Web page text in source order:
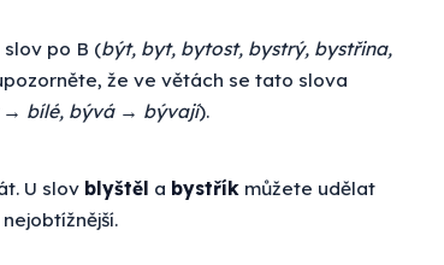
po B (být, byt, bytost, bystrý, bystřina,
že ve větách se tato slova
→ bílé, bývá → bývají).
U slov blyštěl a bystřík můžete udělat